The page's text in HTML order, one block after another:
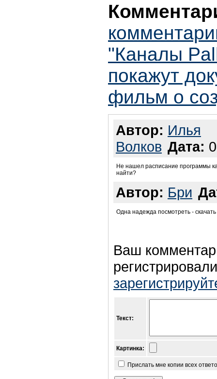
"Каналы
покажут
фильм о
Автор: Илья
Волков Дата:
Не нашел расписание программы
найти?
Автор: Бри
Одна надежда посмотреть -
Ваш
Текст:
Картинка:
Прислать мне копии всех